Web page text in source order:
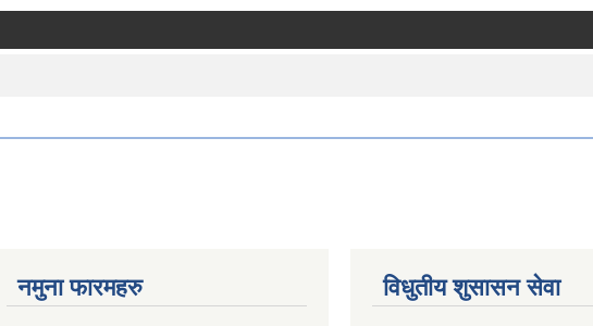
नमुना फारमहरु विधुतीय शुसासन सेवा